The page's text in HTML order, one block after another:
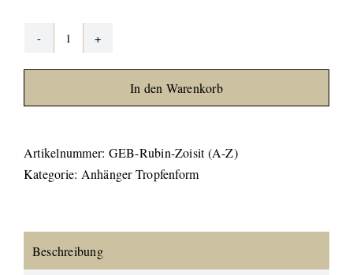
Rubin-
Zoisit
(Anyolith)
In den Warenkorb
Artikelnummer: GEB-Rubin-Zoisit (A-Z)
Kategorie: Anhänger Tropfenform
Beschreibung